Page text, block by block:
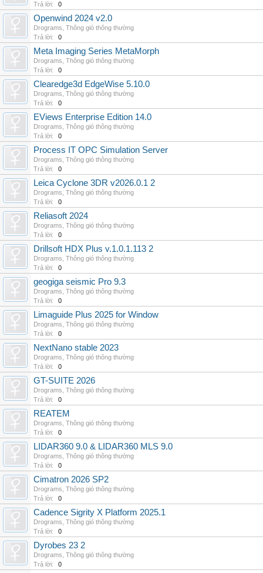
Trả lời:
0
Openwind 2024 v2.0
Drograms Thông gió thông thường
Trả lời:
0
Meta Imaging Series MetaMorph
Drograms Thông gió thông thường
Trả lời:
0
Clearedge3d EdgeWise 5.10.0
Drograms Thông gió thông thường
Trả lời:
0
EViews Enterprise Edition 14.0
Drograms Thông gió thông thường
Trả lời:
0
Process IT OPC Simulation Server
Drograms Thông gió thông thường
Trả lời:
0
Leica Cyclone 3DR v2026.0.1 2
Drograms Thông gió thông thường
Trả lời:
0
Reliasoft 2024
Drograms Thông gió thông thường
Trả lời:
0
Drillsoft HDX Plus v.1.0.1.113 2
Drograms Thông gió thông thường
Trả lời:
0
geogiga seismic Pro 9.3
Drograms Thông gió thông thường
Trả lời:
0
Limaguide Plus 2025 for Window
Drograms Thông gió thông thường
Trả lời:
0
NextNano stable 2023
Drograms Thông gió thông thường
Trả lời:
0
GT-SUITE 2026
Drograms Thông gió thông thường
Trả lời:
0
REATEM
Drograms Thông gió thông thường
Trả lời:
0
LIDAR360 9.0 & LIDAR360 MLS 9.0
Drograms Thông gió thông thường
Trả lời:
0
Cimatron 2026 SP2
Drograms Thông gió thông thường
Trả lời:
0
Cadence Sigrity X Platform 2025.1
Drograms Thông gió thông thường
Trả lời:
0
Dyrobes 23 2
Drograms Thông gió thông thường
Trả lời:
0